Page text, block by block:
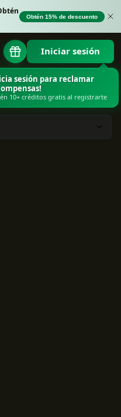
Obtén 15% de descuento
Iniciar sesión
sesión para reclamar
10+ créditos gratis al registrarte
Generador de Video AI Veo 3.1 | Texto a Video e Imagen a Video de Google DeepMind